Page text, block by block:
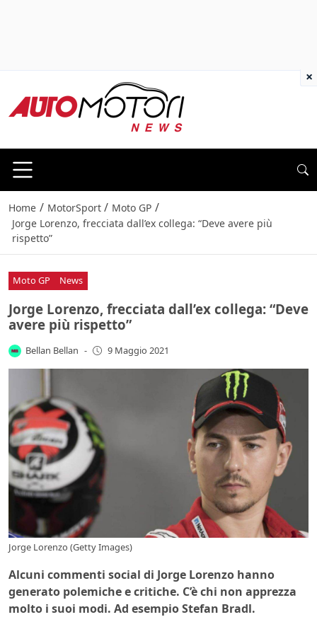
Home / MotorSport / Moto GP /
Jorge Lorenzo, frecciata dall’ex collega: “Deve avere più
rispetto”
Moto GP News
Jorge Lorenzo, frecciata dall’ex collega: “Deve
avere più rispetto”
Bellan Bellan - 9 Maggio 2021
Jorge Lorenzo (Getty Images)
Alcuni commenti social di Jorge Lorenzo hanno
generato polemiche e critiche. C’è chi non apprezza
molto i suoi modi. Ad esempio Stefan Bradl.
×